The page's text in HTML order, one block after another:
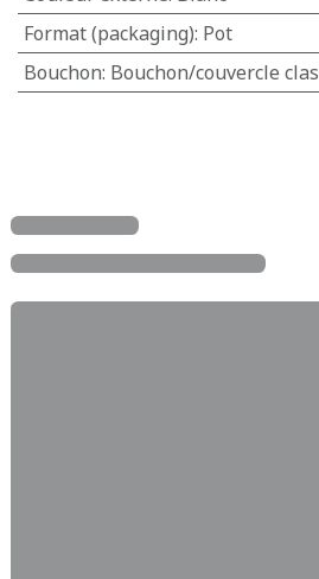
Format (packaging): Pot
Bouchon: Bouchon/couvercle